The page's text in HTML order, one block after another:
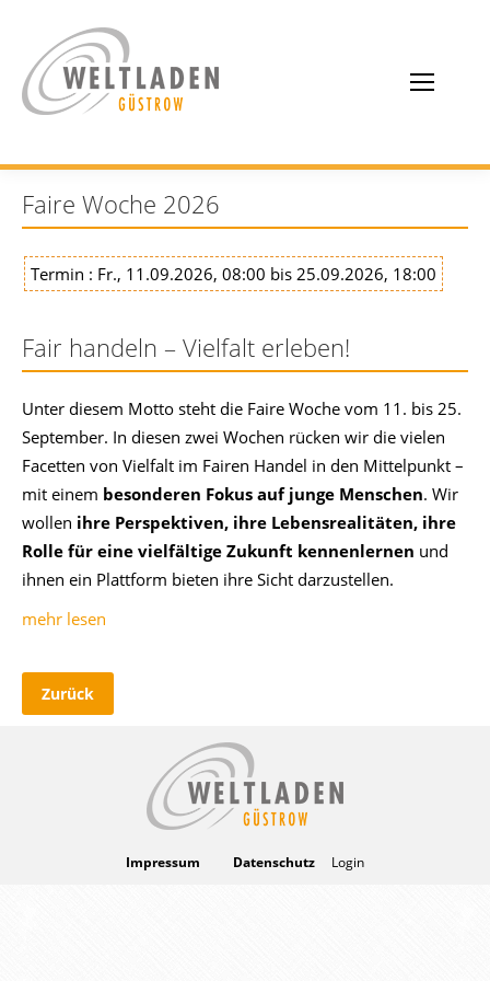
Faire Woche 2026
Termin : Fr., 11.09.2026, 08:00 bis 25.09.2026, 18:00
Fair handeln – Vielfalt erleben!
Unter diesem Motto steht die Faire Woche vom 11. bis 25.
September. In diesen zwei Wochen rücken wir die vielen
Facetten von Vielfalt im Fairen Handel in den Mittelpunkt –
mit einem besonderen Fokus auf junge Menschen. Wir
wollen ihre Perspektiven, ihre Lebensrealitäten, ihre
Rolle für eine vielfältige Zukunft kennenlernen und
ihnen ein Plattform bieten ihre Sicht darzustellen.
mehr lesen
Zurück
Impressum Datenschutz Login